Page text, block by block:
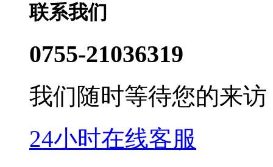
联系我们
0755-21036319
我们随时等待您的来访
24小时在线客服